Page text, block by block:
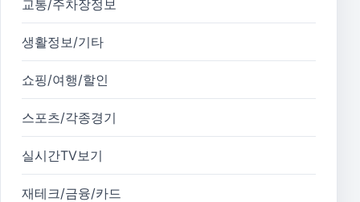
교통/주차장정보
생활정보/기타
쇼핑/여행/할인
스포츠/각종경기
실시간TV보기
재테크/금융/카드